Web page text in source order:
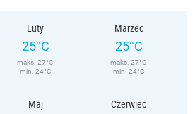
Luty
25°C
maks. 27°C
min. 24°C
Marzec
25°C
maks. 27°C
min. 24°C
Maj Czerwiec